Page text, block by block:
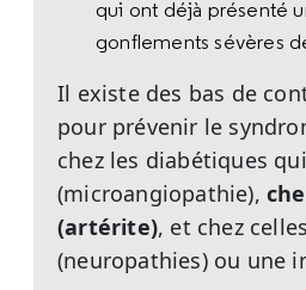
qui ont déjà présenté
gonflements sévères
Il existe des bas de
pour prévenir le
chez les diabétiques
(microangiopathie),
(artérite), et chez
(neuropathies) ou une